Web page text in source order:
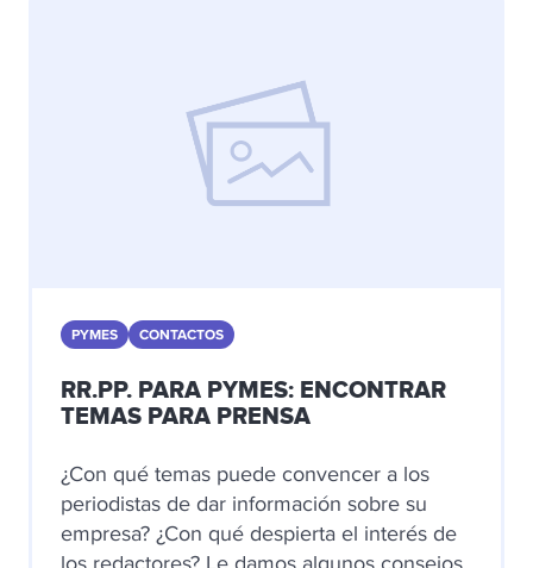
PYMES CONTACTOS
RR.PP. PARA PYMES: ENCONTRAR
TEMAS PARA PRENSA
¿Con qué temas puede convencer a los
periodistas de dar información sobre su
empresa? ¿Con qué despierta el interés de